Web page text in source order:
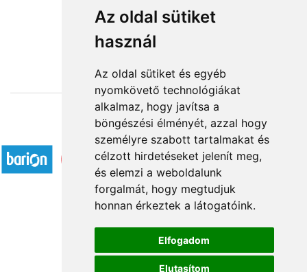
Az oldal sütiket
használ
Az oldal sütiket és egyéb
nyomkövető technológiákat
alkalmaz, hogy javítsa a
böngészési élményét, azzal hogy
személyre szabott tartalmakat és
célzott hirdetéseket jelenít meg,
és elemzi a weboldalunk
forgalmát, hogy megtudjuk
honnan érkeztek a látogatóink.
Elfogadom
Elutasítom
Szerelmes manó
16 600 Ft-tól
Elfogadott fizetési módok
Á.SZ.F.
Impresszum